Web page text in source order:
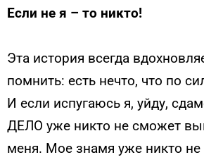
Если не я – то никто!
Эта история всегда
помнить: есть нечто, что по
И если испугаюсь я, уйду,
ДЕЛО уже никто не сможет
меня. Мое знамя уже никто